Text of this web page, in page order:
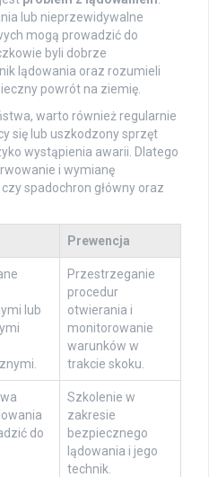
lub nieprzewidywalne
mogą prowadzić do
byli dobrze
lądowania oraz rozumieli
powrót na ziemię.
warto również regularnie
się lub uszkodzony sprzęt
wystąpienia awarii. Dlatego
i wymianę
spadochron główny oraz
Prewencja
lub
Przestrzeganie
procedur
otwierania i
monitorowanie
warunków w
trakcie skoku.
do
Szkolenie w
zakresie
bezpiecznego
lądowania i jego
technik.